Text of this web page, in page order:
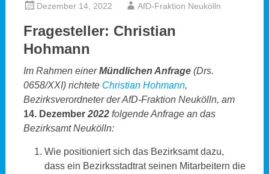
Dezember 14, 2022 AfD-Fraktion Neukölln
Fragesteller: Christian
Hohmann
Im Rahmen einerMündlichen Anfrage(Drs.
0658/XXI) richtete Christian Hohmann,
Bezirksverordneter der AfD-Fraktion Neukölln, am
14. Dezember 2022folgende Anfrage an das
Bezirksamt Neukölln:
Wie positioniert sich das Bezirksamt dazu,
dass ein Bezirksstadtrat seinen Mitarbeitern die